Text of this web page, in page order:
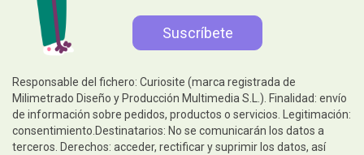
Responsable del fichero: Curiosite (marca registrada de
Milimetrado Diseño y Producción Multimedia S.L.). Finalidad: envío
de información sobre pedidos, productos o servicios. Legitimación:
consentimiento.Destinatarios: No se comunicarán los datos a
terceros. Derechos: acceder, rectificar y suprimir los datos, así